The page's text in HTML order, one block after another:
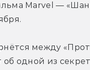
Marvel —
между
об одной из